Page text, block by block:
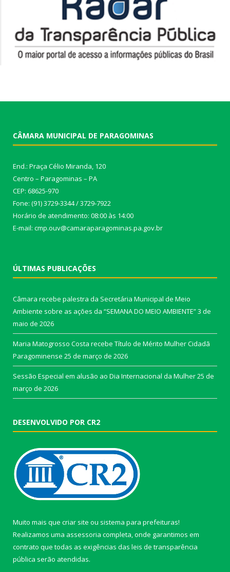
CÂMARA MUNICIPAL DE PARAGOMINAS
End.: Praça Célio Miranda, 120
Centro – Paragominas – PA
CEP: 68625-970
Fone: (91) 3729-3344 / 3729-7922
Horário de atendimento: 08:00 às 14:00
E-mail: cmp.ouv@camaraparagominas.pa.gov.br
ÚLTIMAS PUBLICAÇÕES
Câmara recebe palestra da Secretária Municipal de Meio
Ambiente sobre as ações da “SEMANA DO MEIO AMBIENTE”3 de
maio de 2026
Maria Matogrosso Costa recebe Título de Mérito Mulher Cidadã
Paragominense 25 de março de 2026
Sessão Especial em alusão ao Dia Internacional da Mulher25 de
março de 2026
DESENVOLVIDO POR CR2
Muito mais que criar site ou sistema para prefeituras!
Realizamos uma assessoria completa, onde garantimos em
contrato que todas as exigências das leis de transparência
pública serão atendidas.